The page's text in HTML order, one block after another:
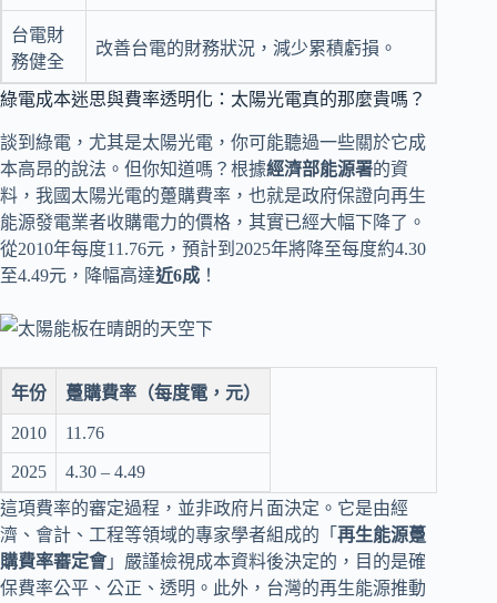
台電財
務健全
改善台電的財務狀況，減少累積虧損。
綠電成本迷思與費率透明化：太陽光電真的那麼貴嗎？
談到綠電，尤其是太陽光電，你可能聽過一些關於它成
本高昂的說法。但你知道嗎？根據經濟部能源署的資
料，我國太陽光電的躉購費率，也就是政府保證向再生
能源發電業者收購電力的價格，其實已經大幅下降了。
從2010年每度11.76元，預計到2025年將降至每度約4.30
至4.49元，降幅高達近6成 ！
年份 躉購費率（每度電，元）
2010 11.76
2025
4.30 – 4.49
這項費率的審定過程，並非政府片面決定。它是由經
濟、會計、工程等領域的專家學者組成的「 再生能源躉
購費率審定會」嚴謹檢視成本資料後決定的，目的是確
保費率公平、公正、透明。此外，台灣的再生能源推動